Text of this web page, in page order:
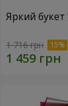
Яркий
1 716 грн